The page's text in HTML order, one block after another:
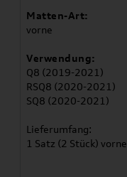
Matten-Art:
vorne
Verwendung:
Q8 (2019-2021)
RSQ8 (2020-2021)
SQ8 (2020-2021)
Lieferumfang:
1 Satz (2 Stück) vorne